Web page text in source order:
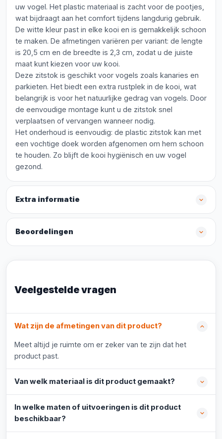
uw vogel. Het plastic materiaal is zacht voor de pootjes,
wat bijdraagt aan het comfort tijdens langdurig gebruik.
De witte kleur past in elke kooi en is gemakkelijk schoon
te maken. De afmetingen variëren per variant: de lengte
is 20,5 cm en de breedte is 2,3 cm, zodat u de juiste
maat kunt kiezen voor uw kooi.
Deze zitstok is geschikt voor vogels zoals kanaries en
parkieten. Het biedt een extra rustplek in de kooi, wat
belangrijk is voor het natuurlijke gedrag van vogels. Door
de eenvoudige montage kunt u de zitstok snel
verplaatsen of vervangen wanneer nodig.
Het onderhoud is eenvoudig: de plastic zitstok kan met
een vochtige doek worden afgenomen om hem schoon
te houden. Zo blijft de kooi hygiënisch en uw vogel
gezond.
Extra informatie
Beoordelingen
Veelgestelde vragen
Wat zijn de afmetingen van dit product?
Meet altijd je ruimte om er zeker van te zijn dat het
product past.
Van welk materiaal is dit product gemaakt?
In welke maten of uitvoeringen is dit product
beschikbaar?